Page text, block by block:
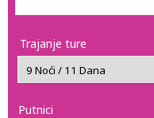
Trajanje ture
Putnici